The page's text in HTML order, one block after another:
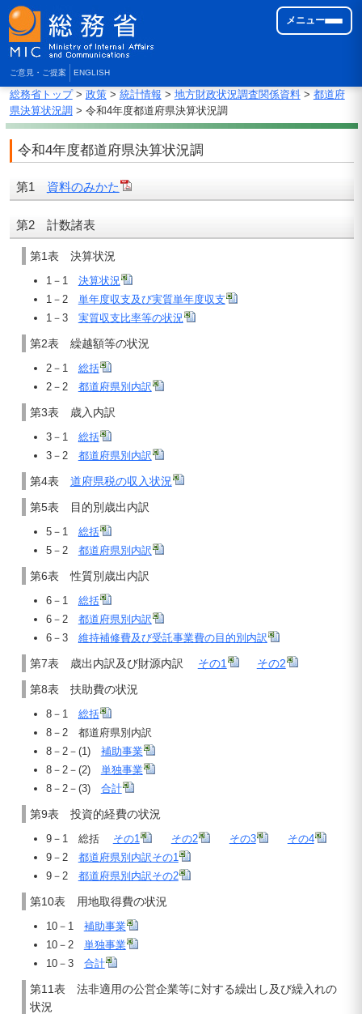
ご意見・ご提案 ENGLISH
メニュー
総務省トップ> 政策> 統計情報 > 地方財政状況調査関係資料> 都道府
県決算状況調 > 令和4年度都道府県決算状況調
令和4年度都道府県決算状況調
第1 資料のみかた
第2 計数諸表
第1表 決算状況
1－1 決算状況
1－2 単年度収支及び実質単年度収支
1－3 実質収支比率等の状況
第2表 繰越額等の状況
2－1 総括
2－2 都道府県別内訳
第3表 歳入内訳
3－1 総括
3－2 都道府県別内訳
第4表 道府県税の収入状況
第5表 目的別歳出内訳
5－1 総括
5－2 都道府県別内訳
第6表 性質別歳出内訳
6－1 総括
6－2 都道府県別内訳
6－3 維持補修費及び受託事業費の目的別内訳
第7表 歳出内訳及び財源内訳 その1
その2
第8表 扶助費の状況
8－1 総括
8－2 都道府県別内訳
8－2－(1) 補助事業
8－2－(2) 単独事業
8－2－(3) 合計
第9表 投資的経費の状況
9－1 総括 その1 その2 その3
その4
9－2 都道府県別内訳その1
9－2 都道府県別内訳その2
第10表 用地取得費の状況
10－1 補助事業
10－2 単独事業
10－3 合計
第11表 法非適用の公営企業等に対する繰出し及び繰入れの
状況